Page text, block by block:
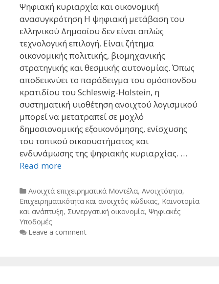
Ψηφιακή κυριαρχία και οικονομική
ανασυγκρότηση Η ψηφιακή μετάβαση του
ελληνικού Δημοσίου δεν είναι απλώς
τεχνολογική επιλογή. Είναι ζήτημα
οικονομικής πολιτικής, βιομηχανικής
στρατηγικής και θεσμικής αυτονομίας. Όπως
αποδεικνύει το παράδειγμα του ομόσπονδου
κρατιδίου του Schleswig-Holstein, η
συστηματική υιοθέτηση ανοιχτού λογισμικού
μπορεί να μετατραπεί σε μοχλό
δημοσιονομικής εξοικονόμησης, ενίσχυσης
του τοπικού οικοσυστήματος και
ενδυνάμωσης της ψηφιακής κυριαρχίας. …
Read more
Categories
Ανοιχτά επιχειρηματικά Μοντέλα, Ανοιχτότητα,
Επιχειρηματικότητα και ανοιχτός κώδικας, Καινοτομία
και ανάπτυξη, Συνεργατική οικονομία, Ψηφιακές
Υποδομές
Leave a comment